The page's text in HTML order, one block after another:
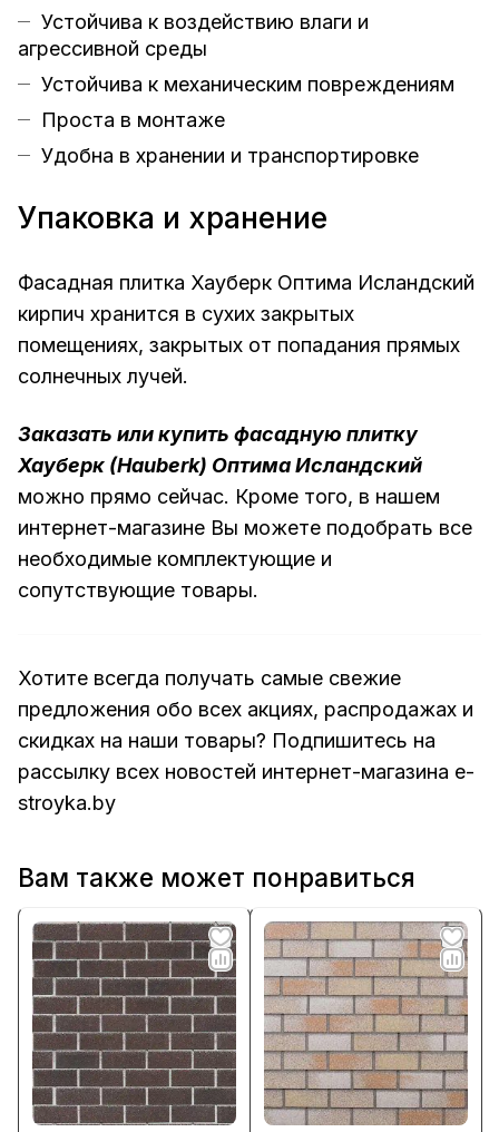
Устойчива к воздействию влаги и
агрессивной среды
Устойчива к механическим повреждениям
Проста в монтаже
Удобна в хранении и транспортировке
Упаковка и хранение
Фасадная плитка Хауберк Оптима Исландский
кирпич хранится в сухих закрытых
помещениях, закрытых от попадания прямых
солнечных лучей.
Заказать или купить фасадную плитку
Хауберк (Hauberk) Оптима Исландский
можно прямо сейчас. Кроме того, в нашем
интернет-магазине Вы можете подобрать все
необходимые комплектующие и
сопутствующие товары.
Хотите всегда получать самые свежие
предложения обо всех акциях, распродажах и
скидках на наши товары? Подпишитесь на
рассылку всех новостей интернет-магазина e-
stroyka.by
Вам также может понравиться